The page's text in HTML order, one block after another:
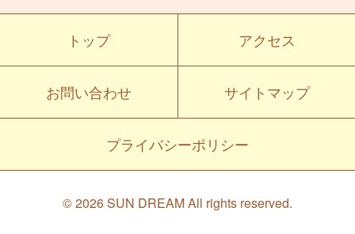
トップ アクセス
お問い合わせ サイトマップ
プライバシーポリシー
© 2026 SUN DREAM All rights reserved.